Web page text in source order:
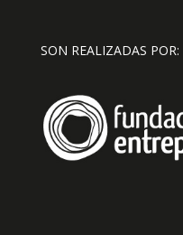
SON REALIZADAS POR: